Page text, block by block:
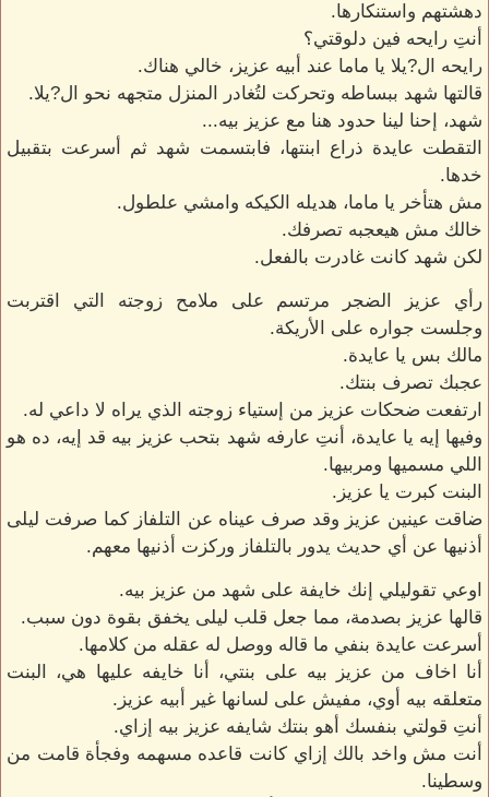
دهشتهم واستنكارها.
أنتِ رايحه فين دلوقتي؟
رايحه ال?يلا يا ماما عند أبيه عزيز، خالي هناك.
قالتها شهد ببساطه وتحركت لتُغادر المنزل متجهه نحو ال?يلا.
شهد، إحنا لينا حدود هنا مع عزيز بيه...
التقطت عايدة ذراع ابنتها، فابتسمت شهد ثم أسرعت بتقبيل
خدها.
مش هتأخر يا ماما، هديله الكيكه وامشي علطول.
خالك مش هيعجبه تصرفك.
لكن شهد كانت غادرت بالفعل.
رأي عزيز الضجر مرتسم على ملامح زوجته التي اقتربت
وجلست جواره على الأريكة.
مالك بس يا عايدة.
عجبك تصرف بنتك.
ارتفعت ضحكات عزيز من إستياء زوجته الذي يراه لا داعي له.
وفيها إيه يا عايدة، أنتِ عارفه شهد بتحب عزيز بيه قد إيه، ده هو
اللي مسميها ومربيها.
البنت كبرت يا عزيز.
ضاقت عينين عزيز وقد صرف عيناه عن التلفاز كما صرفت ليلى
أذنيها عن أي حديث يدور بالتلفاز وركزت أذنيها معهم.
اوعي تقوليلي إنك خايفة على شهد من عزيز بيه.
قالها عزيز بصدمة، مما جعل قلب ليلى يخفق بقوة دون سبب.
أسرعت عايدة بنفي ما قاله ووصل له عقله من كلامها.
أنا اخاف من عزيز بيه على بنتي، أنا خايفه عليها هي، البنت
متعلقه بيه أوي، مفيش على لسانها غير أبيه عزيز.
أنتِ قولتي بنفسك أهو بنتك شايفه عزيز بيه إزاي.
أنت مش واخد بالك إزاي كانت قاعده مسهمه وفجأة قامت من
وسطينا.